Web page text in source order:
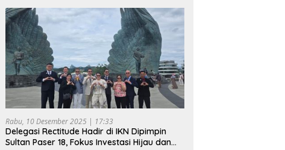
Rabu, 10 Desember 2025 | 17:33
Delegasi Rectitude Hadir di IKN Dipimpin
Sultan Paser 18, Fokus Investasi Hijau dan